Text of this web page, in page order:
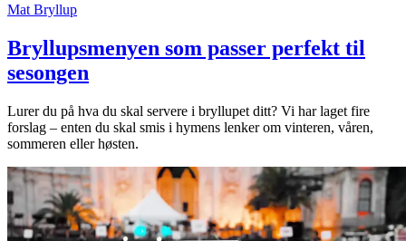
Mat Bryllup
Bryllupsmenyen som passer perfekt til
sesongen
Lurer du på hva du skal servere i bryllupet ditt? Vi har laget fire
forslag – enten du skal smis i hymens lenker om vinteren, våren,
sommeren eller høsten.